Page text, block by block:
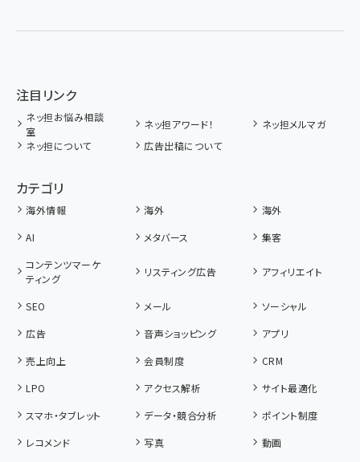
注目リンク
ネッ担お悩み相談
室
ネッ担アワード！
ネッ担メルマガ
ネッ担について
広告出稿について
カテゴリ
海外情報 海外
海外
AI
メタバース
集客
コンテンツマーケ
ティング
リスティング広告 アフィリエイト
SEO メール
ソーシャル
広告
音声ショッピング
アプリ
売上向上
会員制度
CRM
LPO
アクセス解析
サイト最適化
スマホ・タブレット
データ・競合分析
ポイント制度
レコメンド
写真 動画